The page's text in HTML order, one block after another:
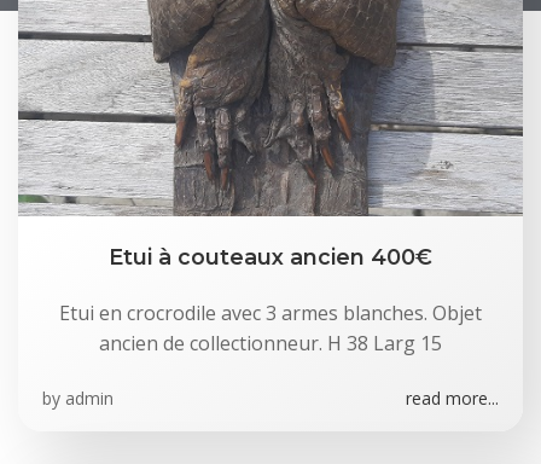
Etui à couteaux ancien 400€
Etui en crocrodile avec 3 armes blanches. Objet
ancien de collectionneur. H 38 Larg 15
by admin read more...